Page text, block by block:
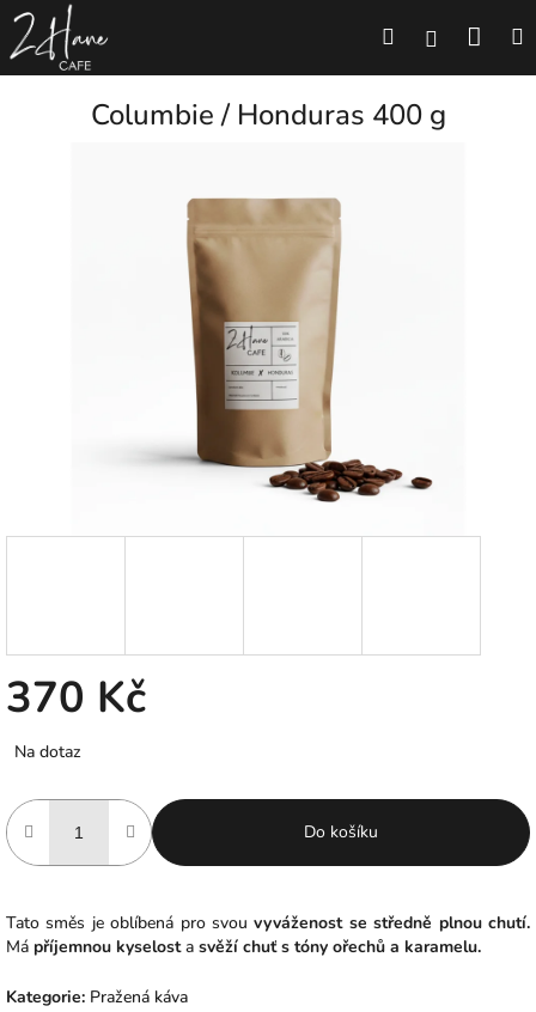
Přejít
obsah
HledatPřihlášení
Columbie / Honduras 400 g
370 Kč
cena:
Na dotaz
Do košíku
Tato směs je oblíbená pro svouvyváženost se středně plnou chutí.
Má příjemnou kyselosta svěží chuť s tóny ořechů a karamelu.
Kategorie: Pražená káva